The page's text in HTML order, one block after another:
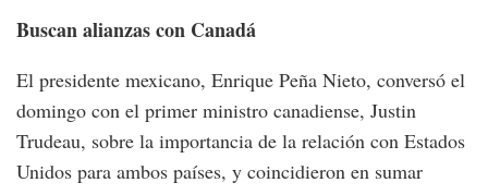
Buscan alianzas con Canadá
El presidente mexicano, Enrique Peña Nieto, conversó el
domingo con el primer ministro canadiense, Justin
Trudeau, sobre la importancia de la relación con Estados
Unidos para ambos países, y coincidieron en sumar